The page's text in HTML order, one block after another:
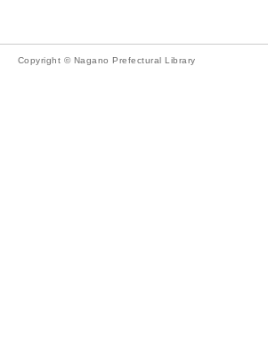
Copyright © Nagano Prefectural Library